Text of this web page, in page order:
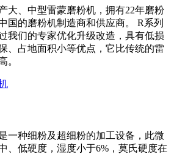
大、中型雷蒙磨粉机，拥有22年磨粉
国的磨粉机制造商和供应商。 R系列
我们的专家优化升级改造，具有低损
、占地面积小等优点，它比传统的雷
。
一种细粉及超细粉的加工设备，此微
、低硬度，湿度小于6%，莫氏硬度在